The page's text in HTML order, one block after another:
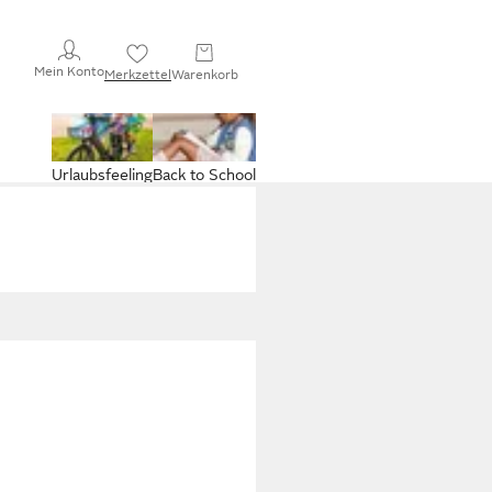
Mein KontoMerkzettelWarenkorb
Back to School
Urlaubsfeeling